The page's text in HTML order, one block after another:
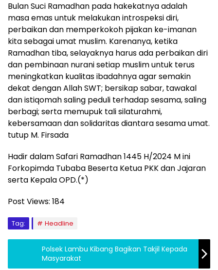
Bulan Suci Ramadhan pada hakekatnya adalah
masa emas untuk melakukan introspeksi diri,
perbaikan dan memperkokoh pijakan ke-imanan
kita sebagai umat muslim. Karenanya, ketika
Ramadhan tiba, selayaknya harus ada perbaikan diri
dan pembinaan nurani setiap muslim untuk terus
meningkatkan kualitas ibadahnya agar semakin
dekat dengan Allah SWT; bersikap sabar, tawakal
dan istiqomah saling peduli terhadap sesama, saling
berbagi; serta memupuk tali silaturahmi,
kebersamaan dan solidaritas diantara sesama umat.
tutup M. Firsada
Hadir dalam Safari Ramadhan 1445 H/2024 M ini
Forkopimda Tubaba Beserta Ketua PKK dan Jajaran
serta Kepala OPD.(*)
Post Views: 184
Tag: Headline
Polsek Lambu Kibang Bagikan Takjil Kepada
Masyarakat